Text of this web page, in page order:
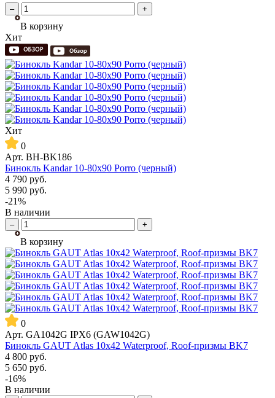
– +
В корзину
Хит
Хит
0
Арт. BH-BK186
Бинокль Kandar 10-80x90 Porro (черный)
4 790 руб.
5 990 руб.
-21%
В наличии
– +
В корзину
0
Арт. GA1042G IPX6 (GAW1042G)
Бинокль GAUT Atlas 10x42 Waterproof, Roof-призмы BK7
4 800 руб.
5 650 руб.
-16%
В наличии